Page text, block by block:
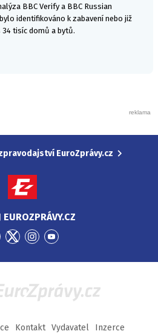
BBC Verify a BBC Russian
identifikováno k zabavení nebo již
tisíc domů a bytů.
EuroZprávy.cz
EUROZPRÁVY.CZ
Přejít
Twitter
Přejít
Instagram
Přejít
YouTube
Kontakt Vydavatel
Inzerce